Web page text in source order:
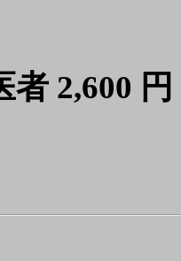
者 2,600 円